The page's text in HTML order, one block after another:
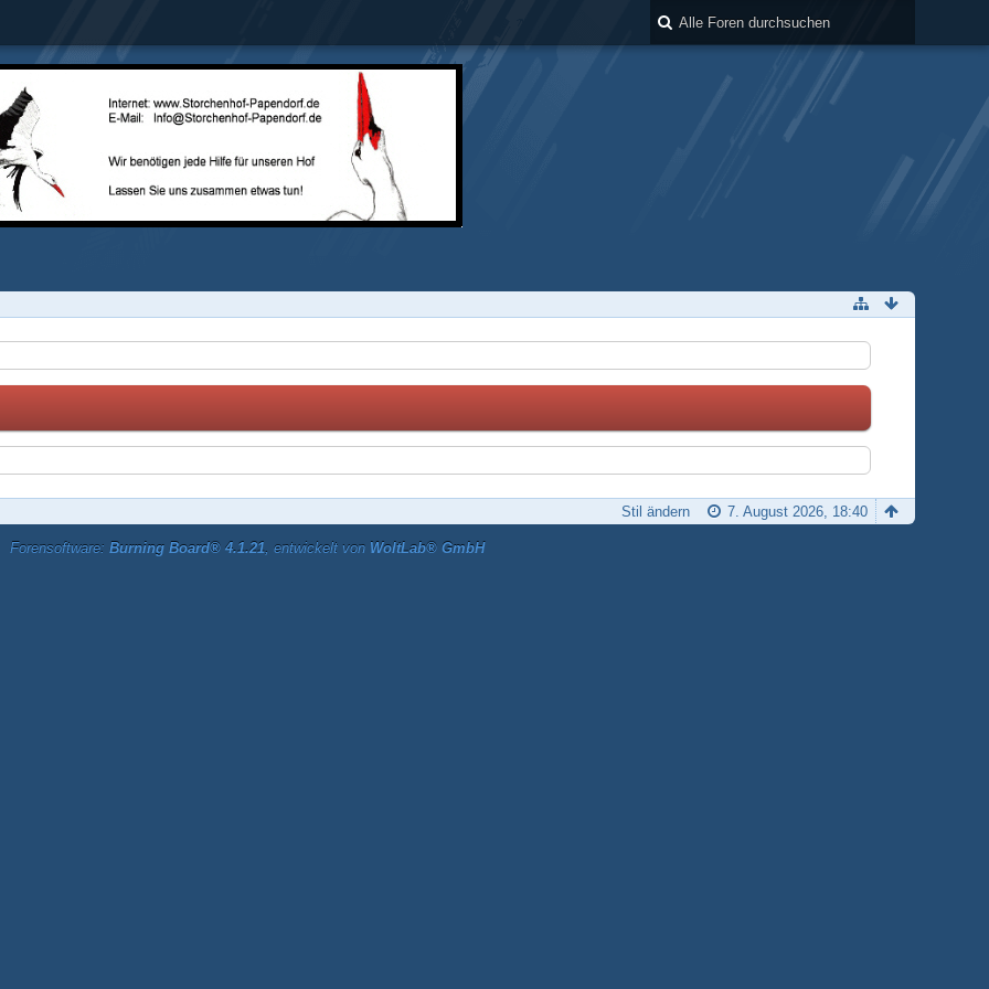
7. August 2026, 18:40
Stil ändern
Forensoftware: Burning Board® 4.1.21, entwickelt von WoltLab® GmbH